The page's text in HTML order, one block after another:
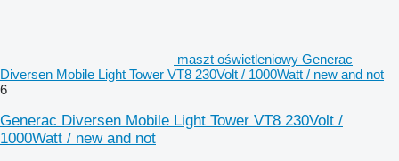
maszt oświetleniowy Generac
Diversen Mobile Light Tower VT8 230Volt / 1000Watt / new and not
6
Generac Diversen Mobile Light Tower VT8 230Volt /
1000Watt / new and not